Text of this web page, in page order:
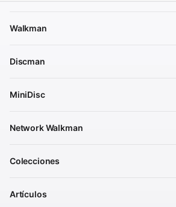
Walkman
Discman
MiniDisc
Network Walkman
Colecciones
Artículos